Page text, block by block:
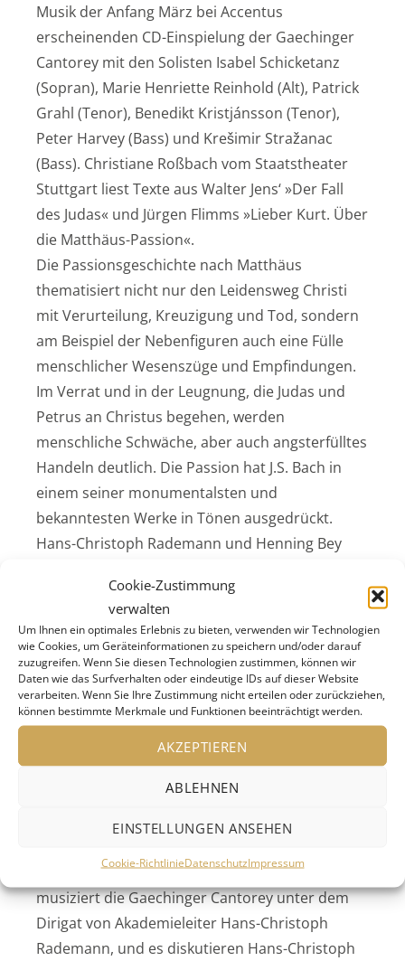
Cookie-Zustimmung
verwalten
Um Ihnen ein optimales Erlebnis zu bieten, verwenden wir Technologien
wie Cookies, um Geräteinformationen zu speichern und/oder darauf
zuzugreifen. Wenn Sie diesen Technologien zustimmen, können wir
Daten wie das Surfverhalten oder eindeutige IDs auf dieser Website
verarbeiten. Wenn Sie Ihre Zustimmung nicht erteilen oder zurückziehen,
können bestimmte Merkmale und Funktionen beeinträchtigt werden.
AKZEPTIEREN
ABLEHNEN
EINSTELLUNGEN ANSEHEN
Cookie-RichtlinieDatenschutzImpressum
Musik der Anfang März bei Accentus
erscheinenden CD-Einspielung der Gaechinger
Cantorey mit den Solisten Isabel Schicketanz
(Sopran), Marie Henriette Reinhold (Alt), Patrick
Grahl (Tenor), Benedikt Kristjánsson (Tenor),
Peter Harvey (Bass) und Krešimir Stražanac
(Bass). Christiane Roßbach vom Staatstheater
Stuttgart liest Texte aus Walter Jens‘ »Der Fall
des Judas« und Jürgen Flimms »Lieber Kurt. Über
die Matthäus-Passion«.
Die Passionsgeschichte nach Matthäus
thematisiert nicht nur den Leidensweg Christi
mit Verurteilung, Kreuzigung und Tod, sondern
am Beispiel der Nebenfiguren auch eine Fülle
menschlicher Wesenszüge und Empfindungen.
Im Verrat und in der Leugnung, die Judas und
Petrus an Christus begehen, werden
menschliche Schwäche, aber auch angsterfülltes
Handeln deutlich. Die Passion hat J.S. Bach in
einem seiner monumentalsten und
bekanntesten Werke in Tönen ausgedrückt.
Hans-Christoph Rademann und Henning Bey
Leidensweg der Passion und die Charakterzüge
ihrer Handlungsträger musikalisch
nachzeichnet.
Unter dem Thema »Barock@home« bieten die
Podcasts der Internationalen Bachakademie
Stuttgart einen sehr persönlichen Streifzug
durch die Musik des Barocks, bei dem Hans-
Christoph Rademann und Hennings Bey sich im
Gespräch auf die Spuren ausgewählter Werke
Händel, Monteverdi, Schütz und Bach. Es
musiziert die Gaechinger Cantorey unter dem
Dirigat von Akademieleiter Hans-Christoph
Rademann, und es diskutieren Hans-Christoph